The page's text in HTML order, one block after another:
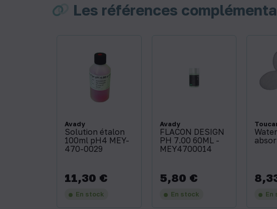
Les références
Avady
Solution étalon
100ml pH4 MEY-
470-0029
Prix
11,30 €
En stock
Avady
FLACON DESIGN
PH 7.00 60ML -
MEY4700014
Prix
5,80 €
En stock
Prix
En